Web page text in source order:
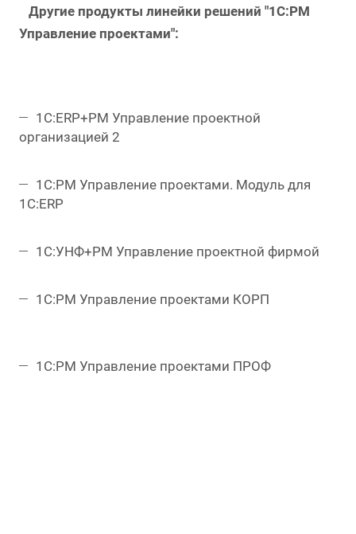
Другие продукты линейки решений "1С:PM
Управление проектами":
1С:ERP+PM Управление проектной
организацией 2
1С:PM Управление проектами. Модуль для
1С:ERP
1С:УНФ+PM Управление проектной фирмой
1С:PM Управление проектами КОРП
1С:PM Управление проектами ПРОФ